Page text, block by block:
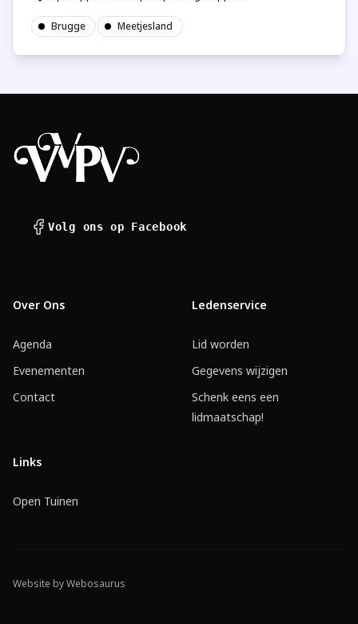
Brugge Meetjesland
Volg ons op Facebook
Over Ons
Agenda
Evenementen
Contact
Ledenservice
Lid worden
Gegevens wijzigen
Schenk eens een
lidmaatschap!
Links
Open Tuinen
Website byWebosaurus